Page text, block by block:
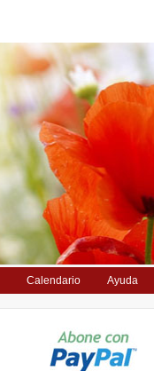
Calendario Ayuda